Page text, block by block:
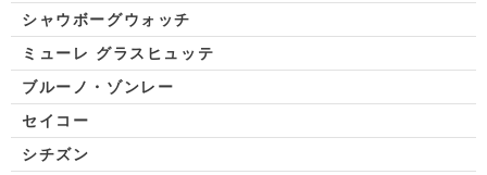
シャウボーグウォッチ
ミューレ グラスヒュッテ
ブルーノ・ゾンレー
セイコー
シチズン